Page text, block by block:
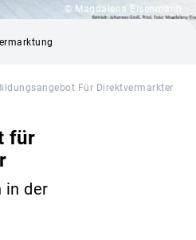
© Magdalena Eisenmann
Für Direktvermarkter
für
in der